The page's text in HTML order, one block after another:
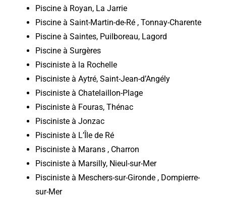
Piscine à Royan, La Jarrie
Piscine à Saint-Martin-de-Ré , Tonnay-Charente
Piscine à Saintes, Puilboreau, Lagord
Piscine à Surgères
Pisciniste à la Rochelle
Pisciniste à Aytré, Saint-Jean-d’Angély
Pisciniste à Chatelaillon-Plage
Pisciniste à Fouras, Thénac
Pisciniste à Jonzac
Pisciniste à L’Île de Ré
Pisciniste à Marans , Charron
Pisciniste à Marsilly, Nieul-sur-Mer
Pisciniste à Meschers-sur-Gironde , Dompierre-
sur-Mer